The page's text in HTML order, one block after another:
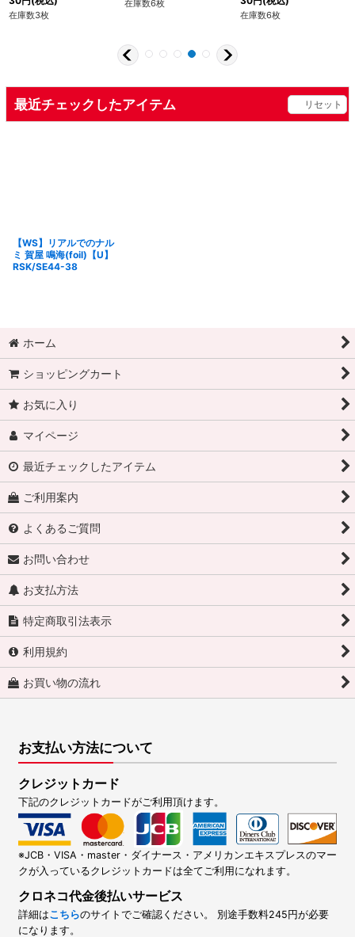
在庫数3枚
在庫数6枚
在庫数6枚
最近チェックしたアイテム リセット
【WS】リアルでのナル
ミ 賀屋 鳴海(foil)【U】
RSK/SE44-38
ホーム
ショッピングカート
お気に入り
マイページ
最近チェックしたアイテム
ご利用案内
よくあるご質問
お問い合わせ
お支払方法
特定商取引法表示
利用規約
お買い物の流れ
お支払い方法について
クレジットカード
下記のクレジットカードがご利用頂けます。
※JCB・VISA・master・ダイナース・アメリカンエキスプレスのマー
クが入っているクレジットカードは全てご利用になれます。
クロネコ代金後払いサービス
詳細はこちらのサイトでご確認ください。 別途手数料245円が必要
になります。